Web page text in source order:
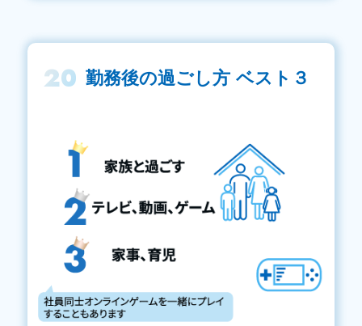
20 勤務後の過ごし方 ベスト３